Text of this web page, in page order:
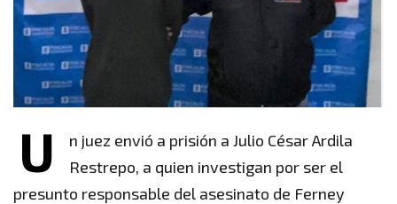
U
n juez envió a prisión a Julio César Ardila
Restrepo, a quien investigan por ser el
presunto responsable del asesinato de Ferney